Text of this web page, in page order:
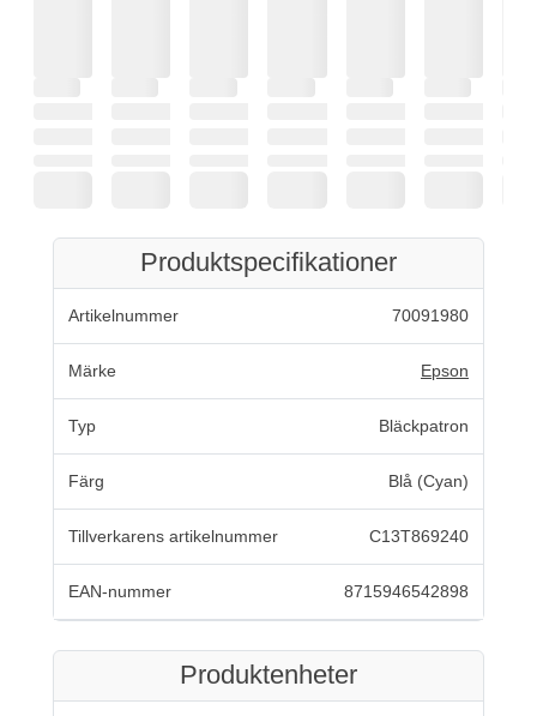
Produktspecifikationer
Artikelnummer 70091980
Märke Epson
Typ Bläckpatron
Färg Blå (Cyan)
Tillverkarens artikelnummer C13T869240
EAN-nummer 8715946542898
Produktenheter